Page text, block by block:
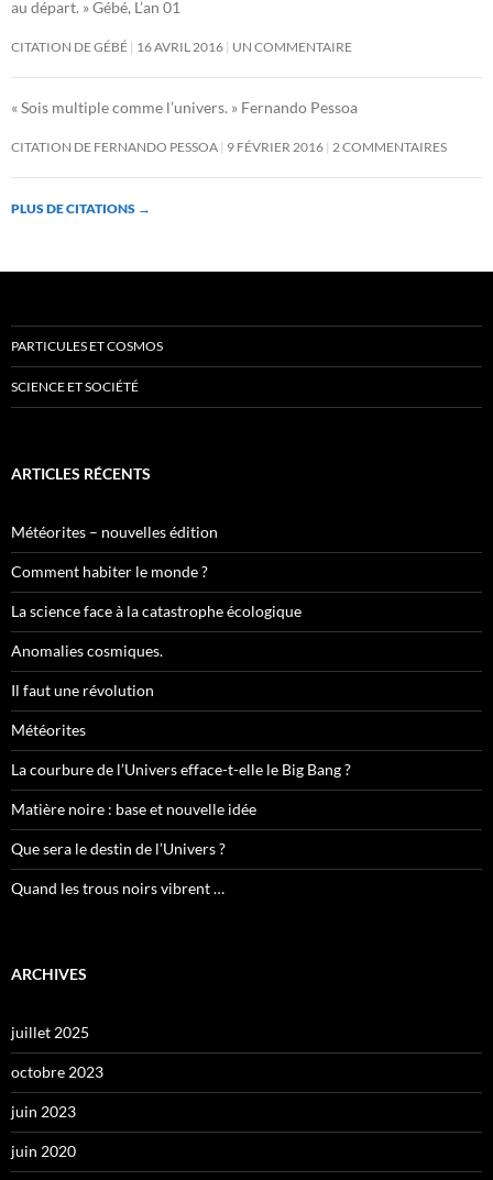
au départ. » Gébé, L’an 01
CITATION DE GÉBÉ 16 AVRIL 2016 UN COMMENTAIRE
« Sois multiple comme l’univers. » Fernando Pessoa
CITATION DE FERNANDO PESSOA 9 FÉVRIER 2016 2 COMMENTAIRES
PLUS DE CITATIONS →
PARTICULES ET COSMOS
SCIENCE ET SOCIÉTÉ
ARTICLES RÉCENTS
Météorites – nouvelles édition
Comment habiter le monde ?
La science face à la catastrophe écologique
Anomalies cosmiques.
Il faut une révolution
Météorites
La courbure de l’Univers efface-t-elle le Big Bang ?
Matière noire : base et nouvelle idée
Que sera le destin de l’Univers ?
Quand les trous noirs vibrent …
ARCHIVES
juillet 2025
octobre 2023
juin 2023
juin 2020